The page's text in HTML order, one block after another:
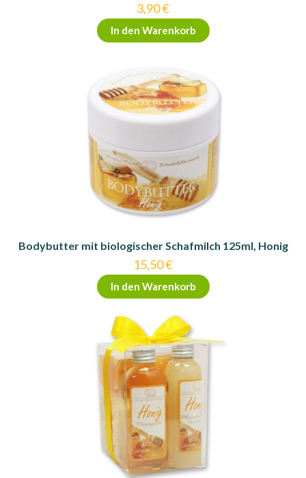
3,90€
In den Warenkorb
Bodybutter mit biologischer Schafmilch 125ml, Honig
15,50€
In den Warenkorb